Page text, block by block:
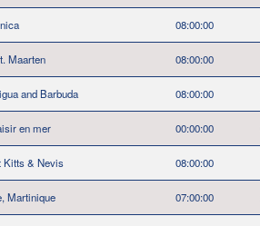
08:00:00
Maarten 08:00:00
and Barbuda 08:00:00
en mer 00:00:00
Kitts & Nevis 08:00:00
Martinique 07:00:00